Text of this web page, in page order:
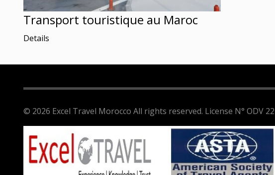
Transport touristique au Maroc
Details
© 2026 Excel Travel Morocco All rights reserved. License N° ODV